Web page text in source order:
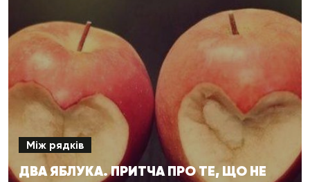
Між рядків
ДВА ЯБЛУКА. ПРИТЧА ПРО ТЕ, ЩО НЕ